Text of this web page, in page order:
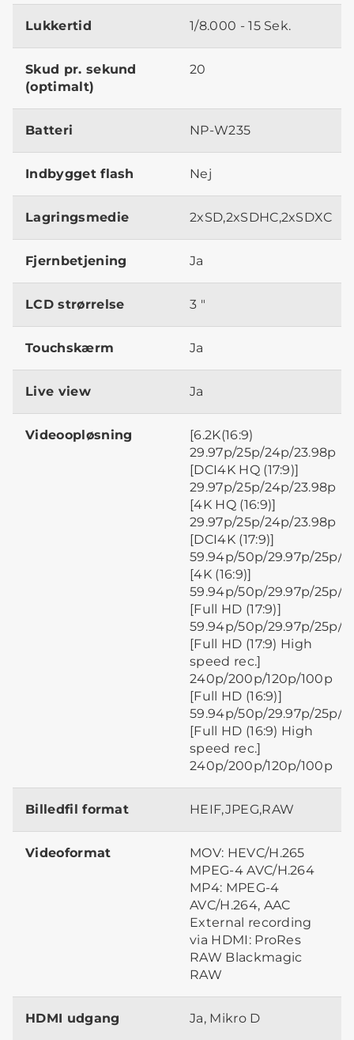
Lukkertid 1/8.000 - 15 Sek.
Skud pr. sekund
(optimalt)
20
Batteri NP-W235
Indbygget flash Nej
Lagringsmedie 2xSD,2xSDHC,2xSDXC
Fjernbetjening Ja
LCD strørrelse 3 "
Touchskærm Ja
Live view Ja
Videoopløsning
[6.2K(16:9)
29.97p/25p/24p/23.98p
[DCI4K HQ (17:9)]
29.97p/25p/24p/23.98p
[4K HQ (16:9)]
29.97p/25p/24p/23.98p
[DCI4K (17:9)]
59.94p/50p/29.97p/25p/
[4K (16:9)]
59.94p/50p/29.97p/25p/
[Full HD (17:9)]
59.94p/50p/29.97p/25p/
[Full HD (17:9) High
speed rec.]
240p/200p/120p/100p
[Full HD (16:9)]
59.94p/50p/29.97p/25p/
[Full HD (16:9) High
speed rec.]
240p/200p/120p/100p
Billedfil format HEIF,JPEG,RAW
Videoformat
MOV: HEVC/H.265
MPEG-4 AVC/H.264
MP4: MPEG-4
AVC/H.264, AAC
External recording
via HDMI: ProRes
RAW Blackmagic
RAW
HDMI udgang Ja, Mikro D